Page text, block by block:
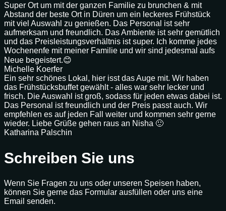
Super Ort um mit der ganzen Familie zu brunchen & mit
Abstand der beste Ort in Düren um ein leckeres Frühstück
mit viel Auswahl zu genießen. Das Personal ist sehr
aufmerksam und freundlich. Das Ambiente ist sehr gemütlich
und das Preisleistungsverhältnis ist super. Ich komme jedes
Wochenenfe mit meiner Familie und wir sind jedesmal aufs
Neue begeistert.😊
Michelle Koerfer
Ein sehr schönes Lokal, hier isst das Auge mit. Wir haben
das Frühstücksbuffet gewählt - alles war sehr lecker und
frisch. Die Auswahl ist groß, sodass für jeden etwas dabei ist.
Das Personal ist freundlich und der Preis passt auch. Wir
empfehlen es auf jeden Fall weiter und kommen sehr gerne
wieder. Liebe Grüße gehen raus an Nisha 🙂
Katharina Palschin
Schreiben Sie uns
Wenn Sie Fragen zu uns oder unseren Speisen haben,
können Sie gerne das Formular ausfüllen oder uns eine
Email senden.